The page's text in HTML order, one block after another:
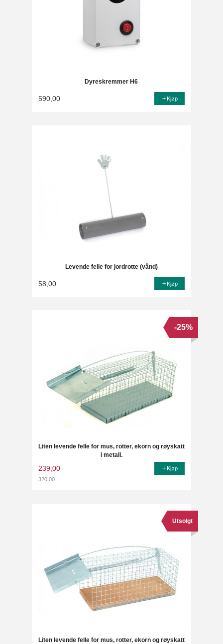
Dyreskremmer H6
590,00 Kjøp
Levende felle for jordrotte (vånd)
58,00 Kjøp
Liten levende felle for mus, rotter, ekorn og røyskatt
i metall.
239,00
320,00
-25%
Kjøp
Liten levende felle for mus, rotter, ekorn og røyskatt
Utsolgt